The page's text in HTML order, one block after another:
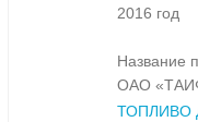
2016 год
Название
ОАО
ТОПЛИВО